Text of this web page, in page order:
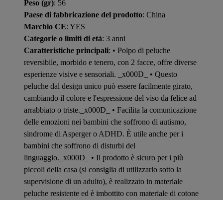
Peso (gr): 56
Paese di fabbricazione del prodotto: China
Marchio CE: YES
Categorie o limiti di età: 3 anni
Caratteristiche principali: • Polpo di peluche
reversibile, morbido e tenero, con 2 facce, offre diverse
esperienze visive e sensoriali. _x000D_ • Questo
peluche dal design unico può essere facilmente girato,
cambiando il colore e l'espressione del viso da felice ad
arrabbiato o triste._x000D_ • Facilita la comunicazione
delle emozioni nei bambini che soffrono di autismo,
sindrome di Asperger o ADHD. È utile anche per i
bambini che soffrono di disturbi del
linguaggio._x000D_ • Il prodotto è sicuro per i più
piccoli della casa (si consiglia di utilizzarlo sotto la
supervisione di un adulto), è realizzato in materiale
peluche resistente ed è imbottito con materiale di cotone